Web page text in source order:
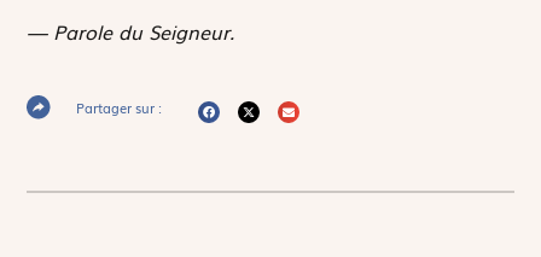
— Parole du Seigneur.
Partager sur :